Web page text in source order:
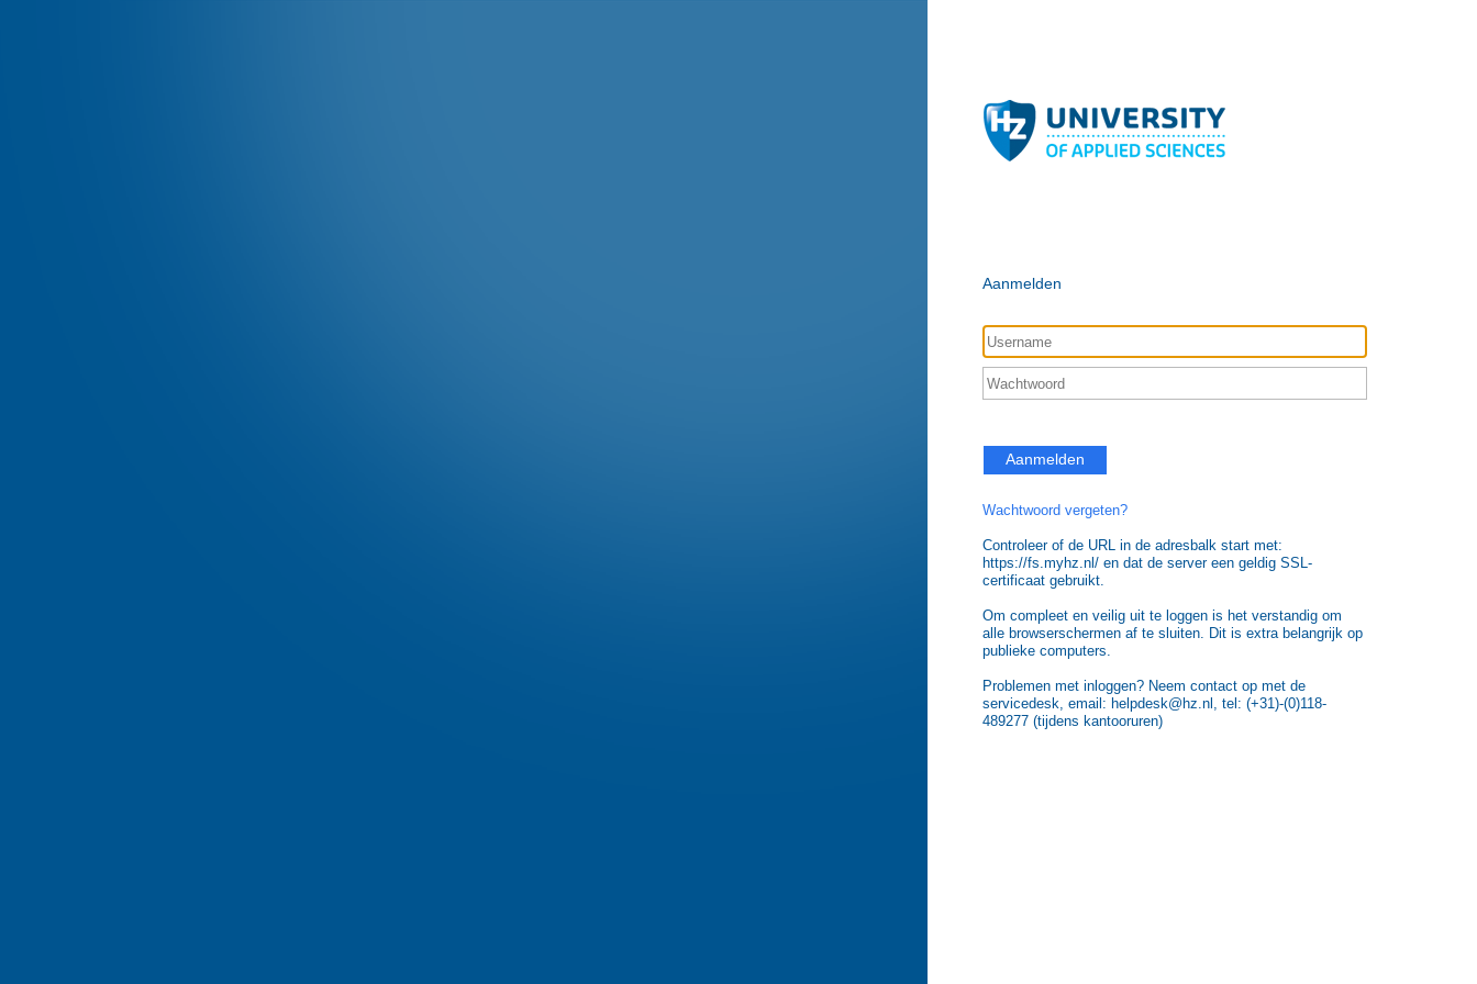
Aanmelden
Aanmelden
Wachtwoord vergeten?
Controleer of de URL in de adresbalk start met:
https://fs.myhz.nl/ en dat de server een geldig SSL-
certificaat gebruikt.
Om compleet en veilig uit te loggen is het verstandig om
alle browserschermen af te sluiten. Dit is extra belangrijk op
publieke computers.
Problemen met inloggen? Neem contact op met de
servicedesk, email: helpdesk@hz.nl, tel: (+31)-(0)118-
489277 (tijdens kantooruren)